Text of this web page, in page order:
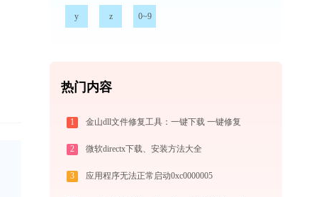
y z 0~9
热门内容
1 金山dll文件修复工具：一键下载 一键修复
2 微软directx下载、安装方法大全
3 应用程序无法正常启动0xc0000005